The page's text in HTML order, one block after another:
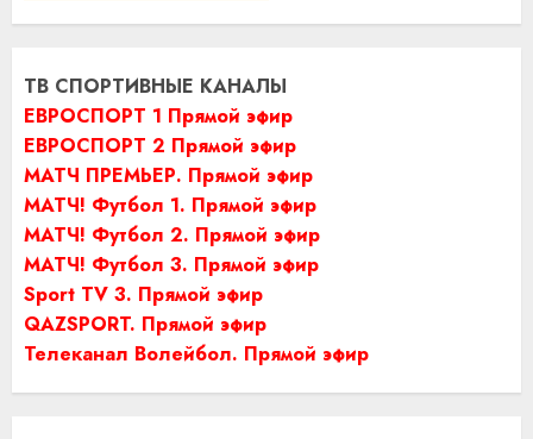
ТВ СПОРТИВНЫЕ КАНАЛЫ
ЕВРОСПОРТ 1 Прямой эфир
ЕВРОСПОРТ 2 Прямой эфир
МАТЧ ПРЕМЬЕР. Прямой эфир
МАТЧ! Футбол 1. Прямой эфир
МАТЧ! Футбол 2. Прямой эфир
МАТЧ! Футбол 3. Прямой эфир
Sport TV 3. Прямой эфир
QAZSPORT. Прямой эфир
Телеканал Волейбол. Прямой эфир